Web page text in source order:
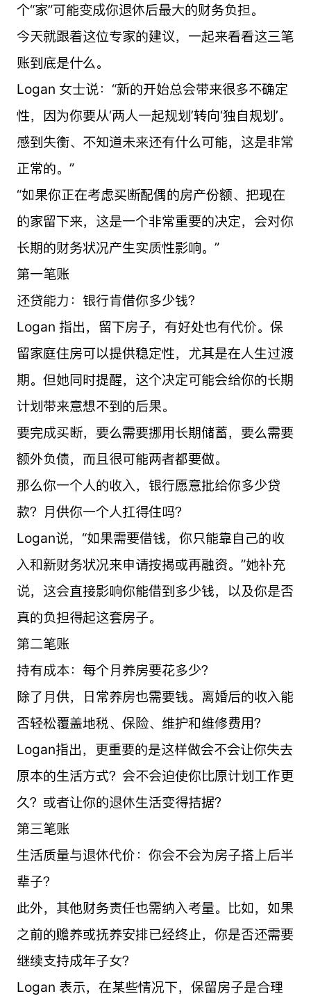
个“家”可能变成你退休后最大的财务负担。
今天就跟着这位专家的建议，一起来看看这三笔
账到底是什么。
Logan 女士说：“新的开始总会带来很多不确定
性，因为你要从‘两人一起规划’转向‘独自规划’。
感到失衡、不知道未来还有什么可能，这是非常
正常的。”
“如果你正在考虑买断配偶的房产份额、把现在
的家留下来，这是一个非常重要的决定，会对你
长期的财务状况产生实质性影响。”
第一笔账
还贷能力：银行肯借你多少钱？
Logan 指出，留下房子，有好处也有代价。保
留家庭住房可以提供稳定性，尤其是在人生过渡
期。但她同时提醒，这个决定可能会给你的长期
计划带来意想不到的后果。
要完成买断，要么需要挪用长期储蓄，要么需要
额外负债，而且很可能两者都要做。
那么你一个人的收入，银行愿意批给你多少贷
款？月供你一个人扛得住吗？
Logan说，“如果需要借钱，你只能靠自己的收
入和新财务状况来申请按揭或再融资。”她补充
说，这会直接影响你能借到多少钱，以及你是否
真的负担得起这套房子。
第二笔账
持有成本：每个月养房要花多少？
除了月供，日常养房也需要钱。离婚后的收入能
否轻松覆盖地税、保险、维护和维修费用？
Logan指出，更重要的是这样做会不会让你失去
原本的生活方式？会不会迫使你比原计划工作更
久？或者让你的退休生活变得拮据？
第三笔账
生活质量与退休代价：你会不会为房子搭上后半
辈子？
此外，其他财务责任也需纳入考量。比如，如果
之前的赡养或抚养安排已经终止，你是否还需要
继续支持成年子女？
Logan 表示，在某些情况下，保留房子是合理